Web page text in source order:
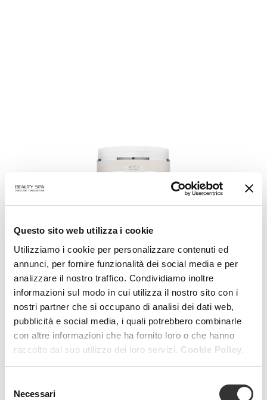
Questo sito web utilizza i cookie
Utilizziamo i cookie per personalizzare contenuti ed
annunci, per fornire funzionalità dei social media e per
analizzare il nostro traffico. Condividiamo inoltre
informazioni sul modo in cui utilizza il nostro sito con i
nostri partner che si occupano di analisi dei dati web,
pubblicità e social media, i quali potrebbero combinarle
con altre informazioni che ha fornito loro o che hanno
raccolto dal suo utilizzo dei loro servizi. Cookie Policy.
delNecessari
PHYTISCRUB
Exfoliating Chromoregulating Body Scrub
VIEW PRODUCT